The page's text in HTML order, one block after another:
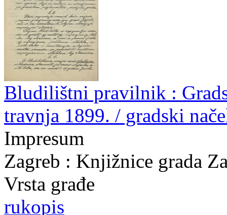
Bludilištni pravilnik :
travnja 1899. / gradski
Impresum
Zagreb : Knjižnice grada
Vrsta građe
rukopis